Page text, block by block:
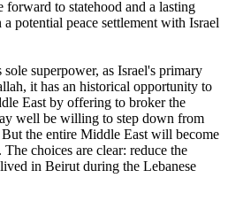
forward to statehood and a lasting
potential peace settlement with Israel
superpower, as Israel's primary
it has an historical opportunity to
East by offering to broker the
well be willing to step down from
the entire Middle East will become
choices are clear: reduce the
in Beirut during the Lebanese